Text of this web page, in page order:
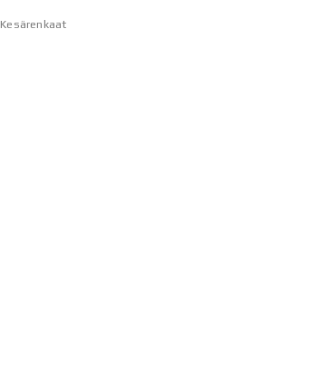
Kesärenkaat